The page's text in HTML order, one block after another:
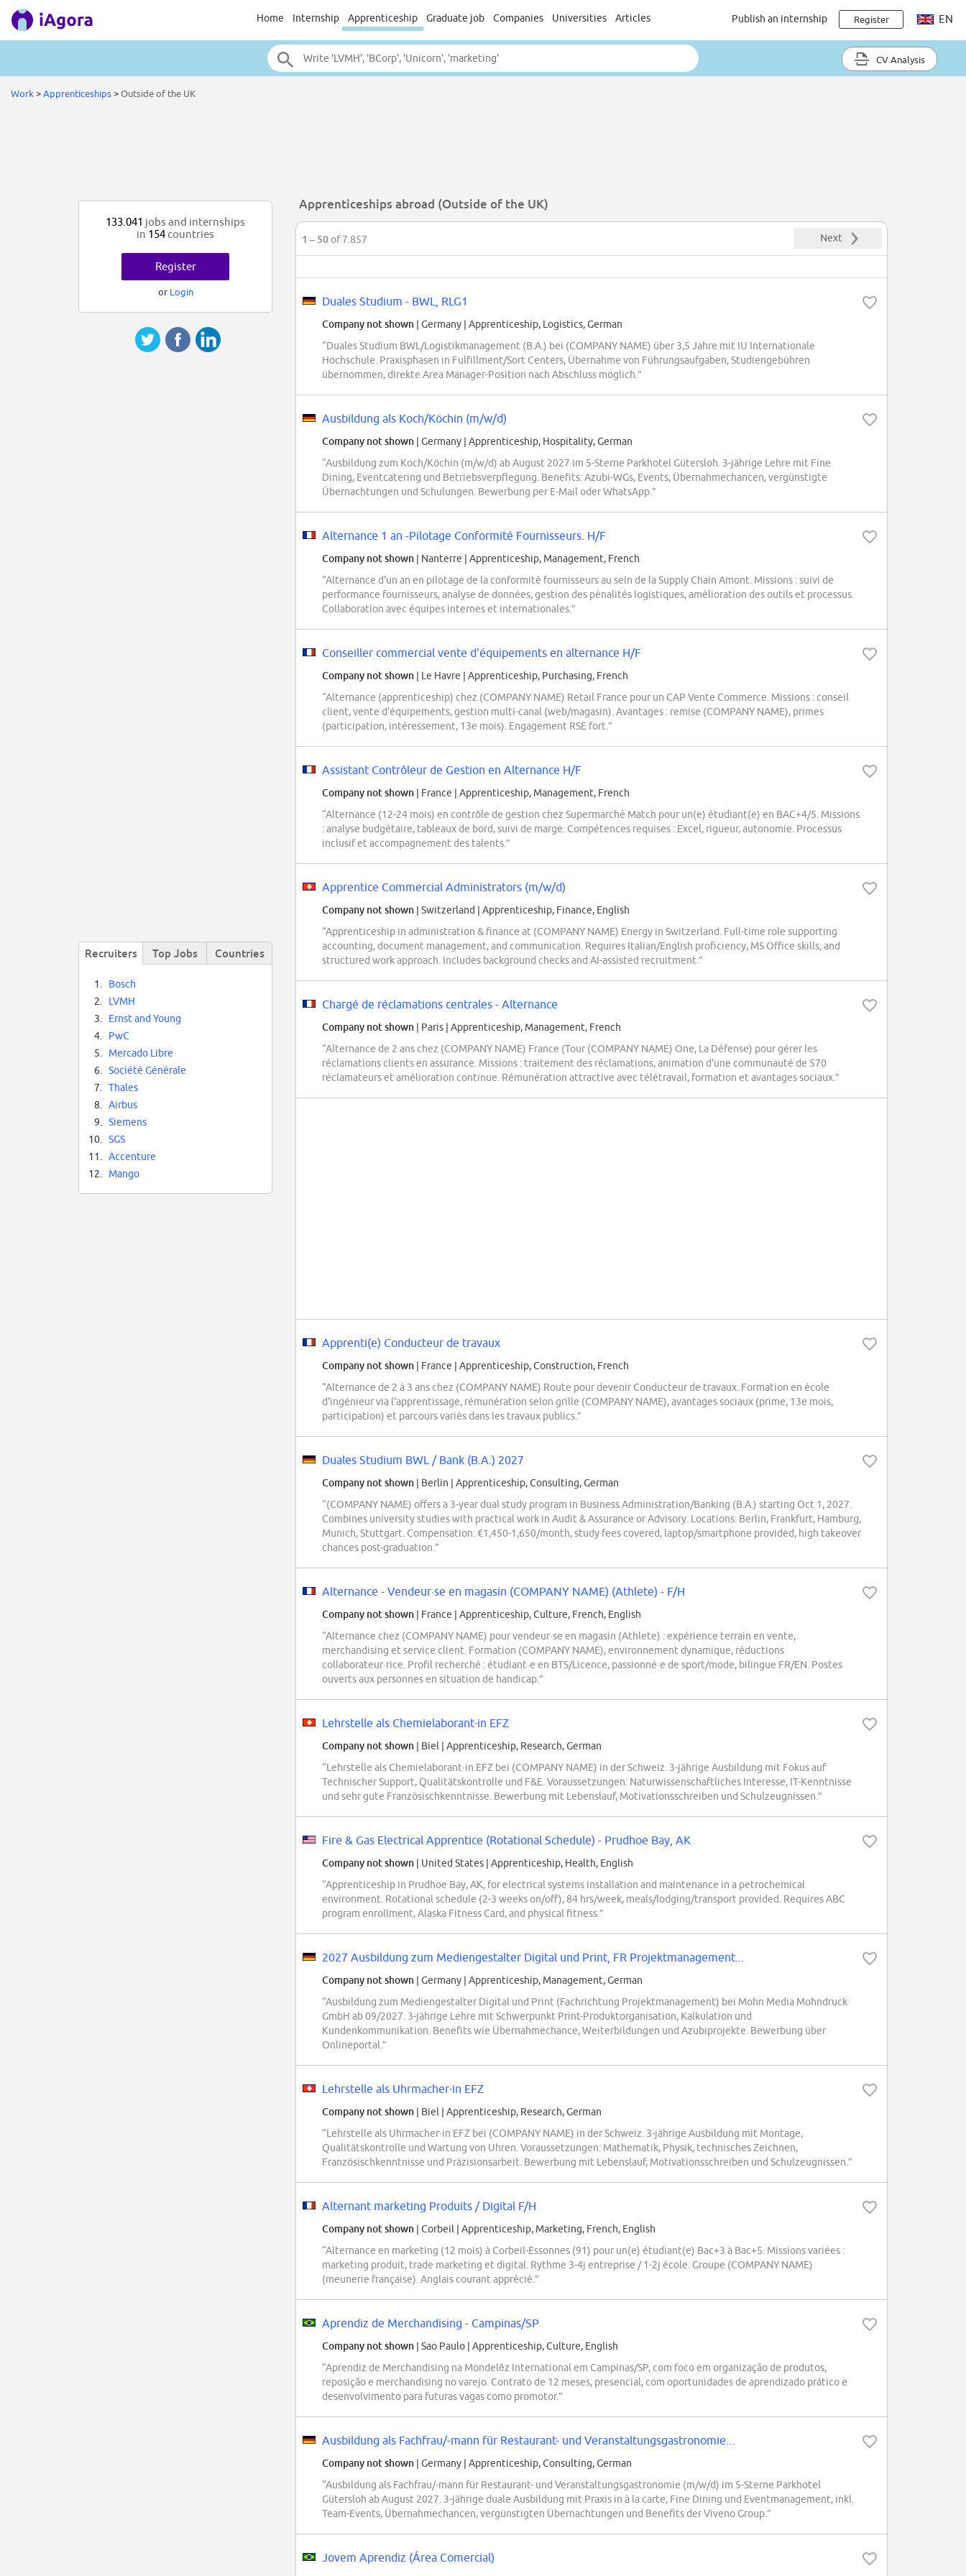
Home Internship Apprenticeship Graduate job Companies Universities Articles Publish an internship Register EN
CV Analysis
Work >Apprenticeships>Outside of the UK
Apprenticeships abroad (Outside of the UK)
1 – 50of 7.857 Next
Duales Studium - BWL, RLG1
Company not shown | Germany | Apprenticeship, Logistics, German
“Duales Studium BWL/Logistikmanagement (B.A.) bei (COMPANY NAME) über 3,5 Jahre mit IU Internationale
Hochschule. Praxisphasen in Fulfillment/Sort Centers, Übernahme von Führungsaufgaben, Studiengebühren
übernommen, direkte Area Manager-Position nach Abschluss möglich.”
Ausbildung als Koch/Köchin (m/w/d)
Company not shown | Germany | Apprenticeship, Hospitality, German
“Ausbildung zum Koch/Köchin (m/w/d) ab August 2027 im 5-Sterne Parkhotel Gütersloh. 3-jährige Lehre mit Fine
Dining, Eventcatering und Betriebsverpflegung. Benefits: Azubi-WGs, Events, Übernahmechancen, vergünstigte
Übernachtungen und Schulungen. Bewerbung per E-Mail oder WhatsApp.”
Alternance 1 an -Pilotage Conformité Fournisseurs. H/F
Company not shown | Nanterre | Apprenticeship, Management, French
“Alternance d'un an en pilotage de la conformité fournisseurs au sein de la Supply Chain Amont. Missions : suivi de
performance fournisseurs, analyse de données, gestion des pénalités logistiques, amélioration des outils et processus.
Collaboration avec équipes internes et internationales.”
Conseiller commercial vente d'équipements en alternance H/F
Company not shown | Le Havre | Apprenticeship, Purchasing, French
“Alternance (apprenticeship) chez (COMPANY NAME) Retail France pour un CAP Vente Commerce. Missions : conseil
client, vente d'équipements, gestion multi-canal (web/magasin). Avantages : remise (COMPANY NAME), primes
(participation, intéressement, 13e mois). Engagement RSE fort.”
Assistant Contrôleur de Gestion en Alternance H/F
Company not shown | France | Apprenticeship, Management, French
“Alternance (12-24 mois) en contrôle de gestion chez Supermarché Match pour un(e) étudiant(e) en BAC+4/5. Missions
: analyse budgétaire, tableaux de bord, suivi de marge. Compétences requises : Excel, rigueur, autonomie. Processus
inclusif et accompagnement des talents.”
Apprentice Commercial Administrators (m/w/d)
Company not shown | Switzerland | Apprenticeship, Finance, English
“Apprenticeship in administration & finance at (COMPANY NAME) Energy in Switzerland. Full-time role supporting
accounting, document management, and communication. Requires Italian/English proficiency, MS Office skills, and
structured work approach. Includes background checks and AI-assisted recruitment.”
Chargé de réclamations centrales - Alternance
Company not shown | Paris | Apprenticeship, Management, French
“Alternance de 2 ans chez (COMPANY NAME) France (Tour (COMPANY NAME) One, La Défense) pour gérer les
réclamations clients en assurance. Missions : traitement des réclamations, animation d'une communauté de 570
réclamateurs et amélioration continue. Rémunération attractive avec télétravail, formation et avantages sociaux.”
Apprenti(e) Conducteur de travaux
Company not shown | France | Apprenticeship, Construction, French
“Alternance de 2 à 3 ans chez (COMPANY NAME) Route pour devenir Conducteur de travaux. Formation en école
d'ingénieur via l'apprentissage, rémunération selon grille (COMPANY NAME), avantages sociaux (prime, 13e mois,
participation) et parcours variés dans les travaux publics.”
Duales Studium BWL / Bank (B.A.) 2027
Company not shown | Berlin | Apprenticeship, Consulting, German
“(COMPANY NAME) offers a 3-year dual study program in Business Administration/Banking (B.A.) starting Oct 1, 2027.
Combines university studies with practical work in Audit & Assurance or Advisory. Locations: Berlin, Frankfurt, Hamburg,
Munich, Stuttgart. Compensation: €1,450-1,650/month, study fees covered, laptop/smartphone provided, high takeover
chances post-graduation.”
Alternance - Vendeur·se en magasin (COMPANY NAME) (Athlete) - F/H
Company not shown | France | Apprenticeship, Culture, French, English
“Alternance chez (COMPANY NAME) pour vendeur·se en magasin (Athlete) : expérience terrain en vente,
merchandising et service client. Formation (COMPANY NAME), environnement dynamique, réductions
collaborateur·rice. Profil recherché : étudiant·e en BTS/Licence, passionné·e de sport/mode, bilingue FR/EN. Postes
ouverts aux personnes en situation de handicap.”
Lehrstelle als Chemielaborant∙in EFZ
Company not shown | Biel | Apprenticeship, Research, German
“Lehrstelle als Chemielaborant∙in EFZ bei (COMPANY NAME) in der Schweiz. 3-jährige Ausbildung mit Fokus auf
Technischer Support, Qualitätskontrolle und F&E. Voraussetzungen: Naturwissenschaftliches Interesse, IT-Kenntnisse
und sehr gute Französischkenntnisse. Bewerbung mit Lebenslauf, Motivationsschreiben und Schulzeugnissen.”
Fire & Gas Electrical Apprentice (Rotational Schedule) - Prudhoe Bay, AK
Company not shown | United States | Apprenticeship, Health, English
“Apprenticeship in Prudhoe Bay, AK, for electrical systems installation and maintenance in a petrochemical
environment. Rotational schedule (2-3 weeks on/off), 84 hrs/week, meals/lodging/transport provided. Requires ABC
program enrollment, Alaska Fitness Card, and physical fitness.”
2027 Ausbildung zum Mediengestalter Digital und Print, FR Projektmanagement...
Company not shown | Germany | Apprenticeship, Management, German
“Ausbildung zum Mediengestalter Digital und Print (Fachrichtung Projektmanagement) bei Mohn Media Mohndruck
GmbH ab 09/2027. 3-jährige Lehre mit Schwerpunkt Print-Produktorganisation, Kalkulation und
Kundenkommunikation. Benefits wie Übernahmechance, Weiterbildungen und Azubiprojekte. Bewerbung über
Onlineportal.”
Lehrstelle als Uhrmacher∙in EFZ
Company not shown | Biel | Apprenticeship, Research, German
“Lehrstelle als Uhrmacher∙in EFZ bei (COMPANY NAME) in der Schweiz. 3-jährige Ausbildung mit Montage,
Qualitätskontrolle und Wartung von Uhren. Voraussetzungen: Mathematik, Physik, technisches Zeichnen,
Französischkenntnisse und Präzisionsarbeit. Bewerbung mit Lebenslauf, Motivationsschreiben und Schulzeugnissen.”
Alternant marketing Produits / Digital F/H
Company not shown | Corbeil | Apprenticeship, Marketing, French, English
“Alternance en marketing (12 mois) à Corbeil-Essonnes (91) pour un(e) étudiant(e) Bac+3 à Bac+5. Missions variées :
marketing produit, trade marketing et digital. Rythme 3-4j entreprise / 1-2j école. Groupe (COMPANY NAME)
(meunerie française). Anglais courant apprécié.”
Aprendiz de Merchandising - Campinas/SP
Company not shown | Sao Paulo | Apprenticeship, Culture, English
“Aprendiz de Merchandising na Mondelēz International em Campinas/SP, com foco em organização de produtos,
reposição e merchandising no varejo. Contrato de 12 meses, presencial, com oportunidades de aprendizado prático e
desenvolvimento para futuras vagas como promotor.”
Ausbildung als Fachfrau/-mann für Restaurant- und Veranstaltungsgastronomie...
Company not shown | Germany | Apprenticeship, Consulting, German
“Ausbildung als Fachfrau/-mann für Restaurant- und Veranstaltungsgastronomie (m/w/d) im 5-Sterne Parkhotel
Gütersloh ab August 2027. 3-jährige duale Ausbildung mit Praxis in à la carte, Fine Dining und Eventmanagement, inkl.
Team-Events, Übernahmechancen, vergünstigten Übernachtungen und Benefits der Viveno Group.”
Jovem Aprendiz (Área Comercial)
133.041 jobs and internships
in 154countries
Register
or Login
Recruiters Top Jobs Countries
1.
Bosch
2.
LVMH
3.
Ernst and Young
4.
PwC
5.
Mercado Libre
6.
Société Générale
7.
Thales
8.
Airbus
9.
Siemens
10.
SGS
11.
Accenture
12.
Mango